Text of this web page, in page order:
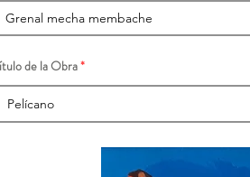
de la Obra